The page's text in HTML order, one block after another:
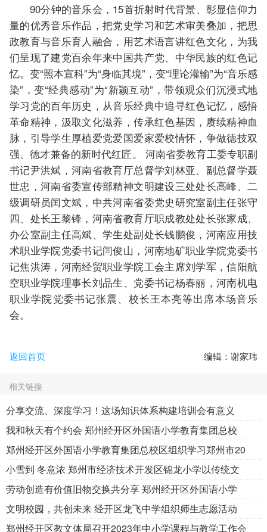
90分钟的音乐会，15首折射时代背景、彰显信仰力
量的优秀音乐作品，把党史学习和艺术审美叠加，把思
政教育与音乐育人融合，用艺术语言讲红色文化，为我
们呈现了建党百余年来中国共产党、中华民族的红色记
忆。变“照本宣科”为“身临其境”，变“理论灌输”为“音乐感
染”，变“经典感动”为“新颖互动”，带领观众们沉浸式地
学习党的百年历史，从音乐经典中追寻红色记忆，感悟
革命精神，汲取文化滋养，传承红色基因，赓续精神血
脉，引导学生厚植爱党爱国爱家爱校情怀，争做德技双
强、德才兼备的新时代红匠。 河南省委教育工委专职副
书记尹洪斌，河南省教育厅总督学刘林亚、副总督学聂
世忠，河南省委宣传部精神文明建设三处处长高峰、二
级调研员闰文斌，中共河南省委党史研究室副主任张守
四、处长王黎锋，河南省教育厅职成教处处长张家成、
办公室副主任高斌、学生处副处长钱鹏俊，河南应用技
术职业学院党委书记闫俊山，河南地矿职业学院党委书
记焦洪涛，河南经贸职业学院工会主席刘学军，信阳航
空职业学院理事长刘品生、党委书记杨春丽，河南机电
职业学院党委书记张震、校长王本亮等出席本场音乐
会。
返回首页 编辑：谢家玮
相关链接
分享交流、深度学习！这场知识体系构建培训会有意义
我和秋天有个约会 郑州经开区外国语小学教育集团总校
郑州经开区外国语小学教育集团总校区组织学习郑州市20
小雪到 冬意浓 郑州市经济技术开发区锦龙小学以传统文
劳动创造有价值旧物交换共分享 郑州经开区外国语小学
文明校园，共创未来 经开区龙飞中学组织师生志愿活动
郑州经开区教文体局召开2023年中小学课程与教学工作会